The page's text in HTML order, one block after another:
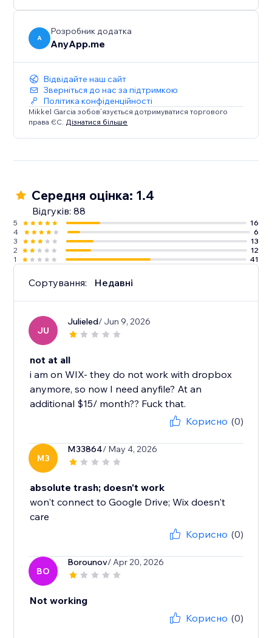
A
Розробник додатка
AnyApp.me
Відвідайте наш сайт
Зверніться до нас за підтримкою
Політика конфіденційності
Mikkel Garcia зобов’язується дотримуватися торгового
права ЄС. Дізнатися більше
Середня оцінка: 1.4
Відгуків: 88
5
16
4
6
3
13
2
12
1
41
Сортування: Недавні
JU
Julieled/ Jun 9, 2026
not at all
i am on WIX- they do not work with dropbox
anymore, so now I need anyfile? At an
additional $15/ month?? Fuck that.
Корисно (0)
M3
M33864/ May 4, 2026
absolute trash; doesn't work
won't connect to Google Drive; Wix doesn't
care
Корисно (0)
BO
Borounov/ Apr 20, 2026
Not working
Корисно (0)